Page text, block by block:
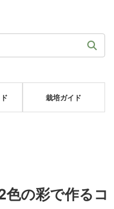
栽培ガイド
の彩で作るコ